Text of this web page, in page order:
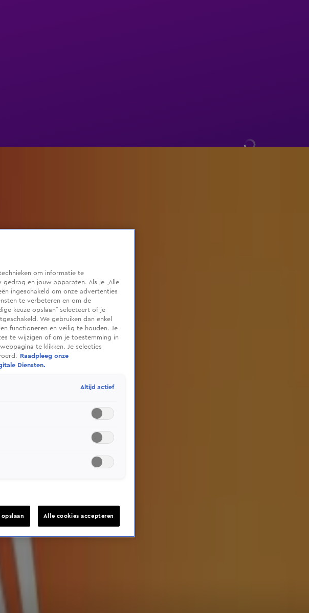
om informatie te
en jouw apparaten. Als je „Alle
ingeschakeld om onze advertenties
te verbeteren en om de
keuze opslaan” selecteert of je
We gebruiken dan enkel
functioneren en veilig te houden. Je
te wijzigen of om je toestemming in
te klikken. Je selecties
Raadpleeg onze
Diensten.
Altijd actief
opslaan Alle cookies accepteren